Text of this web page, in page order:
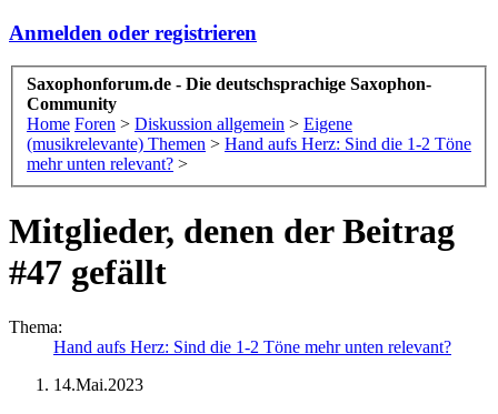
Anmelden oder registrieren
Saxophonforum.de - Die deutschsprachige Saxophon-
Community
Home Foren > Diskussion allgemein > Eigene
(musikrelevante) Themen > Hand aufs Herz: Sind die 1-2 Töne
mehr unten relevant? >
Mitglieder, denen der Beitrag
#47 gefällt
Thema:
Hand aufs Herz: Sind die 1-2 Töne mehr unten relevant?
14.Mai.2023